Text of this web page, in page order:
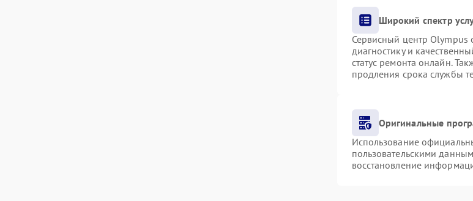
Широкий спектр
Сервисный центр Olympus
диагностику и
статус ремонта онлайн.
продления срока службы
Оригинальные
Использование
пользовательскими
восстановление